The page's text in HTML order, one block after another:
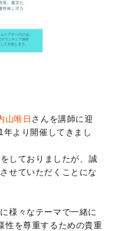
山唯日 さんを講師に迎
より開催してきまし
しておりましたが、誠
せていただくことにな
様々なテーマで一緒に
性を尊重するための貴重